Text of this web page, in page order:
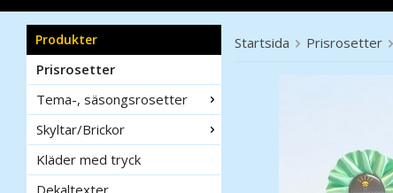
Produkter
Prisrosetter
Tema-, säsongsrosetter
Skyltar/Brickor
Kläder med tryck
Dekaltexter
Startsida Prisrosetter